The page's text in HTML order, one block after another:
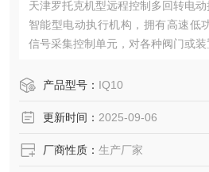
天津罗托克机型远程控制多回转电动
智能型电动执行机构，拥有高速低
信号采集控制单元，对各种阀门或装
产品型号： IQ10
更新时间： 2025-09-06
厂商性质： 生产厂家